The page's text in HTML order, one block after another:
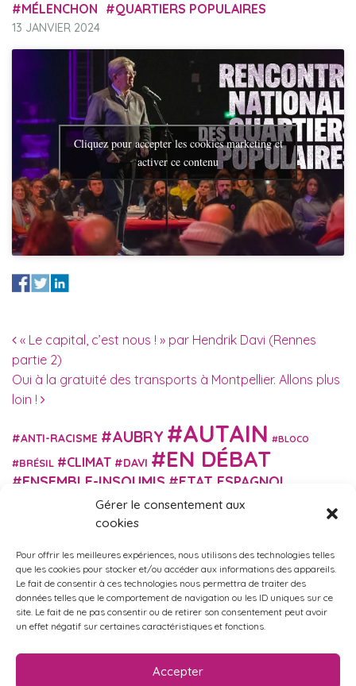
Gérer le consentement aux
cookies
Pour offrir les meilleures expériences, nous utilisons des technologies telles
que les cookies pour stocker et/ou accéder aux informations des appareils.
Le fait de consentir à ces technologies nous permettra de traiter des
données telles que le comportement de navigation ou les ID uniques sur ce
site. Le fait de ne pas consentir ou de retirer son consentement peut avoir
un effet négatif sur certaines caractéristiques et fonctions.
Accepter
MÉLENCHON QUARTIERS POPULAIRES
13 JANVIER 2024
Cliquez pour accepter les cookies marketing et
activer ce contenu
Navigation des articles
« Le capital, c’est nous ! » par Hendrik Davi (Rennes
partie 2)
Oui à la gratuité des transports à Montpellier. Allons plus
loin !
ANTI-RACISME AUBRY AUTAIN BLOCO
BRÉSIL CLIMAT DAVI EN DÉBAT
ENSEMBLE-INSOUMIS ETAT ESPAGNOL
EUROPE EXTRÊME DROITE FASCISME
FRANCE INSOUMISE
HISTOIRE IMMIGRATION ISRAËL PALESTINE ITALIE
MACRON MARTIN MARXISME MIGRANT-ES
MUNICIPALES MÉLENCHON NUPES OBONO
OCCITANIE PORTUGAL RETRAITES RUSSIE
VIOLENCES SEXISTES ÉCOLOGIE